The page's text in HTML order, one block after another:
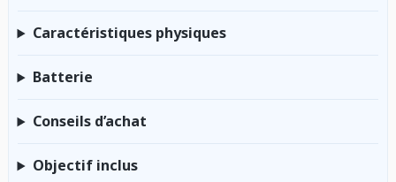
Caractéristiques physiques
Batterie
Conseils d’achat
Objectif inclus